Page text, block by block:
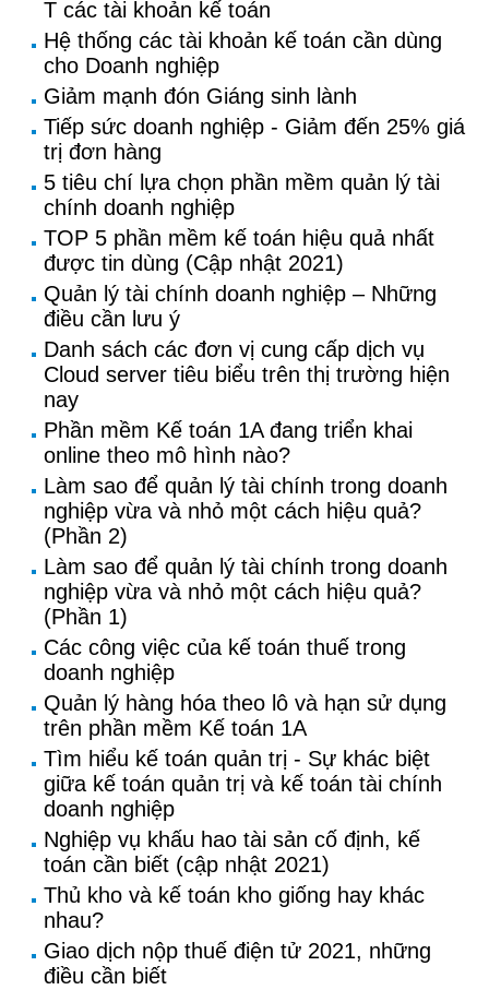
T các tài khoản kế toán
Hệ thống các tài khoản kế toán cần dùng
cho Doanh nghiệp
Giảm mạnh đón Giáng sinh lành
Tiếp sức doanh nghiệp - Giảm đến 25% giá
trị đơn hàng
5 tiêu chí lựa chọn phần mềm quản lý tài
chính doanh nghiệp
TOP 5 phần mềm kế toán hiệu quả nhất
được tin dùng (Cập nhật 2021)
Quản lý tài chính doanh nghiệp – Những
điều cần lưu ý
Danh sách các đơn vị cung cấp dịch vụ
Cloud server tiêu biểu trên thị trường hiện
nay
Phần mềm Kế toán 1A đang triển khai
online theo mô hình nào?
Làm sao để quản lý tài chính trong doanh
nghiệp vừa và nhỏ một cách hiệu quả?
(Phần 2)
Làm sao để quản lý tài chính trong doanh
nghiệp vừa và nhỏ một cách hiệu quả?
(Phần 1)
Các công việc của kế toán thuế trong
doanh nghiệp
Quản lý hàng hóa theo lô và hạn sử dụng
trên phần mềm Kế toán 1A
Tìm hiểu kế toán quản trị - Sự khác biệt
giữa kế toán quản trị và kế toán tài chính
doanh nghiệp
Nghiệp vụ khấu hao tài sản cố định, kế
toán cần biết (cập nhật 2021)
Thủ kho và kế toán kho giống hay khác
nhau?
Giao dịch nộp thuế điện tử 2021, những
điều cần biết